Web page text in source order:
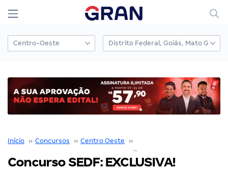
Início ›› Concursos ›› Centro Oeste ››
Concurso SEDF: EXCLUSIVA!